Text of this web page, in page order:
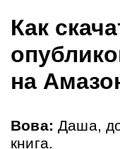
Как
на
Вова: Даша,
книга.